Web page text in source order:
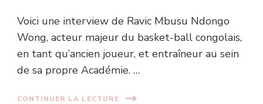
Voici une interview de Ravic Mbusu Ndongo
Wong, acteur majeur du basket-ball congolais,
en tant qu’ancien joueur, et entraîneur au sein
de sa propre Académie. …
CONTINUER LA LECTURE